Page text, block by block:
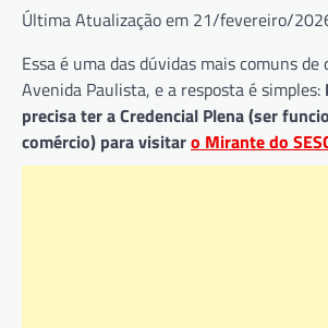
Última Atualização em 21/fevereiro/
Essa é uma das dúvidas mais comuns
Avenida Paulista, e a resposta é simples:
precisa ter a Credencial Plena (ser
comércio) para visitaro Mirante do